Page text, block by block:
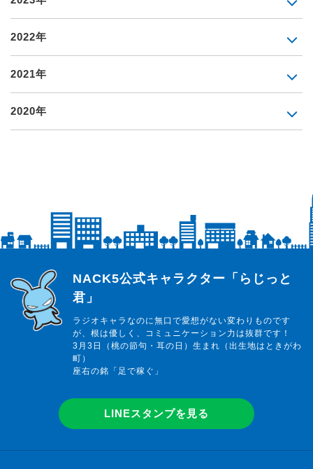
2022年
2021年
2020年
らじっと君
NACK5公式キャラクター「らじっと
君」
ラジオキャラなのに無口で愛想がない変わりものです
が、根は優しく、コミュニケーション力は抜群です！
3月3日（桃の節句・耳の日）生まれ（出生地はときがわ
町）
座右の銘「足で稼ぐ」
LINEスタンプを見る